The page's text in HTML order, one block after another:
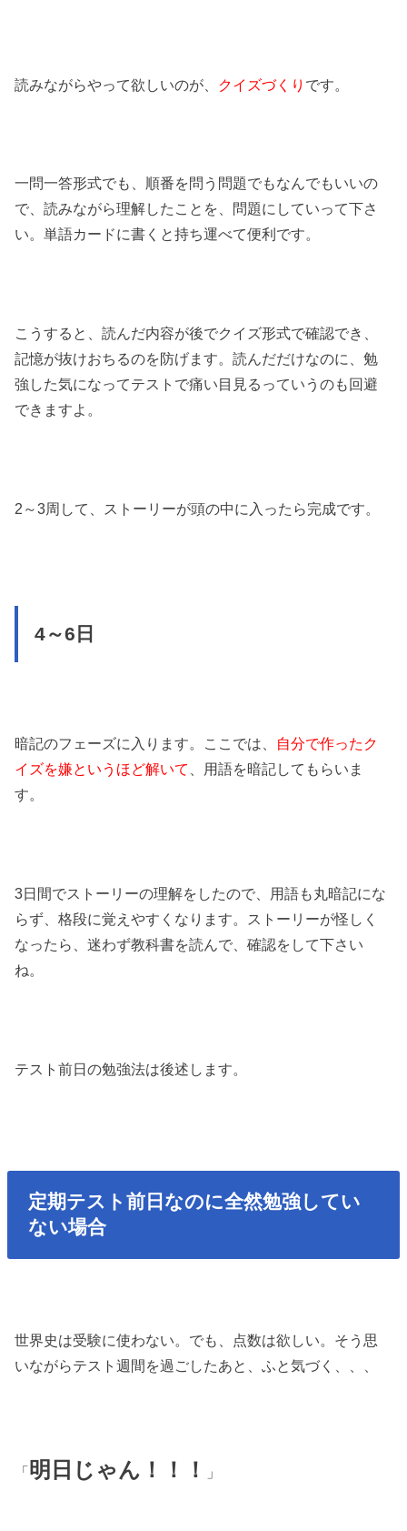
読みながらやって欲しいのが、 クイズづくり です。
一問一答形式でも、順番を問う問題でもなんでもいいの
で、読みながら理解したことを、問題にしていって下さ
い。単語カードに書くと持ち運べて便利です。
こうすると、読んだ内容が後でクイズ形式で確認でき、
記憶が抜けおちるのを防げます。読んだだけなのに、勉
強した気になってテストで痛い目見るっていうのも回避
できますよ。
2～3周して、ストーリーが頭の中に入ったら完成です。
4～6日
暗記のフェーズに入ります。ここでは、 自分で作ったク
イズを嫌というほど解いて
、用語を暗記してもらいま
す。
3日間でストーリーの理解をしたので、用語も丸暗記にな
らず、格段に覚えやすくなります。ストーリーが怪しく
なったら、迷わず教科書を読んで、確認をして下さい
ね。
テスト前日の勉強法は後述します。
定期テスト前日なのに全然勉強してい
ない場合
世界史は受験に使わない。でも、点数は欲しい。そう思
いながらテスト週間を過ごしたあと、ふと気づく、、、
「 明日じゃん！！！ 」